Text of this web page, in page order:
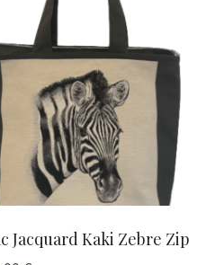
Jacquard Kaki Zebre Zip